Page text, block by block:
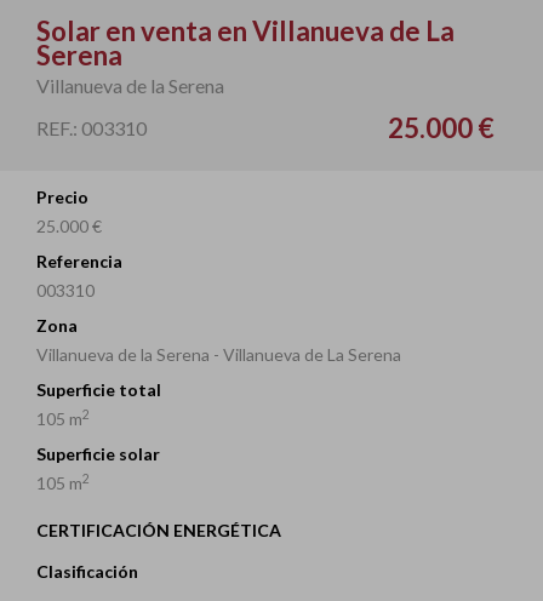
Solar en venta en Villanueva de La
Serena
Villanueva de la Serena
REF.: 003310
25.000 €
Precio
25.000 €
Referencia
003310
Zona
Villanueva de la Serena - Villanueva de La Serena
Superficie total
105 m2
Superficie solar
105 m2
CERTIFICACIÓN ENERGÉTICA
Clasificación